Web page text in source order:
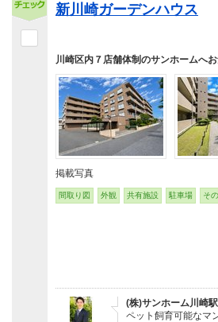
新川崎ガーデンハウス
川崎区内７店舗体制のサンホームへ
掲載写真
間取り図 外観 共有施設 駐車場 そ
(株)サンホーム川崎
ペット飼育可能なマ